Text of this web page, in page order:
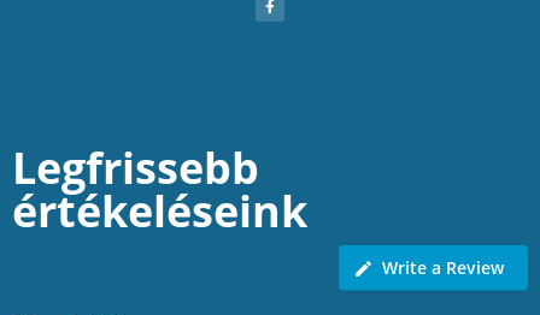
Legfrissebb
értékeléseink
Write a Review